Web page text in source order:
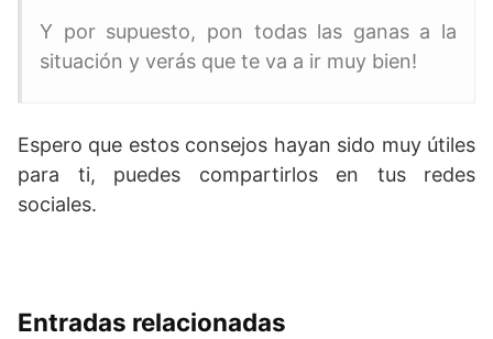
Y por supuesto, pon todas las ganas a la
situación y verás que te va a ir muy bien!
Espero que estos consejos hayan sido muy útiles
para ti, puedes compartirlos en tus redes
sociales.
Entradas relacionadas